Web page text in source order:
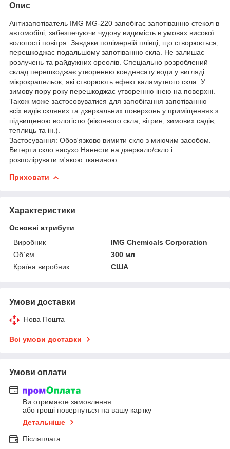
Опис
Антизапотіватель IMG MG-220 запобігає запотіванню стекол в
автомобілі, забезпечуючи чудову видимість в умовах високої
вологості повітря. Завдяки полімерній плівці, що створюється,
перешкоджає подальшому запотіванню скла. Не залишає
розлучень та райдужних ореолів. Спеціально розроблений
склад перешкоджає утворенню конденсату води у вигляді
мікрокрапельок, які створюють ефект каламутного скла. У
зимову пору року перешкоджає утворенню інею на поверхні.
Також може застосовуватися для запобігання запотіванню
всіх видів скляних та дзеркальних поверхонь у приміщеннях з
підвищеною вологістю (віконного скла, вітрин, зимових садів,
теплиць та ін.).
Застосування: Обов'язково вимити скло з миючим засобом.
Витерти скло насухо.Нанести на дзеркало/скло і
розполірувати м'якою тканиною.
Приховати
Характеристики
Основні атрибути
Виробник
IMG Chemicals Corporation
Об`єм
300 мл
Країна виробник
США
Умови доставки
Нова Пошта
Всі умови доставки
Умови оплати
Ви отримаєте замовлення
або гроші повернуться на вашу картку
Детальніше
Післяплата